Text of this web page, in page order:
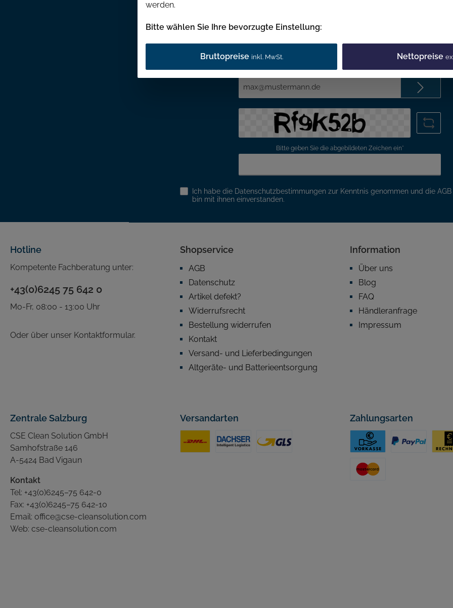
Mail-
Adresse*
Bitte geben Sie die abgebildeten Zeichen ein*
Ich habe die Datenschutzbestimmungen zur Kenntnis genommen und die AGB
bin mit ihnen einverstanden.
Hotline
Kompetente Fachberatung unter:
+43(0)6245 75 642 0
Mo-Fr, 08:00 - 13:00 Uhr
Oder über unser Kontaktformular.
Shopservice
AGB
Datenschutz
Artikel defekt?
Widerrufsrecht
Bestellung widerrufen
Kontakt
Versand- und Lieferbedingungen
Altgeräte- und Batterieentsorgung
Information
Über uns
Blog
FAQ
Händleranfrage
Impressum
Versandarten Zahlungsarten
Zentrale Salzburg
CSE Clean Solution GmbH
Samhofstraße 146
A-5424 Bad Vigaun
Kontakt
Tel: +43(0)6245–75 642-0
Fax: +43(0)6245–75 642-10
Email: office@cse-cleansolution.com
Web: cse-cleansolution.com
werden.
Bitte wählen Sie Ihre bevorzugte Einstellung:
Bruttopreise inkl. MwSt. Nettopreise